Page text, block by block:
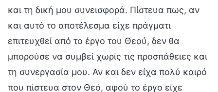
και τη δική μου συνεισφορά. Πίστευα πως, αν
και αυτό το αποτέλεσμα είχε πράγματι
επιτευχθεί από το έργο του Θεού, δεν θα
μπορούσε να συμβεί χωρίς τις προσπάθειες και
τη συνεργασία μου. Αν και δεν είχα πολύ καιρό
που πίστευα στον Θεό, αφού το έργο είχε